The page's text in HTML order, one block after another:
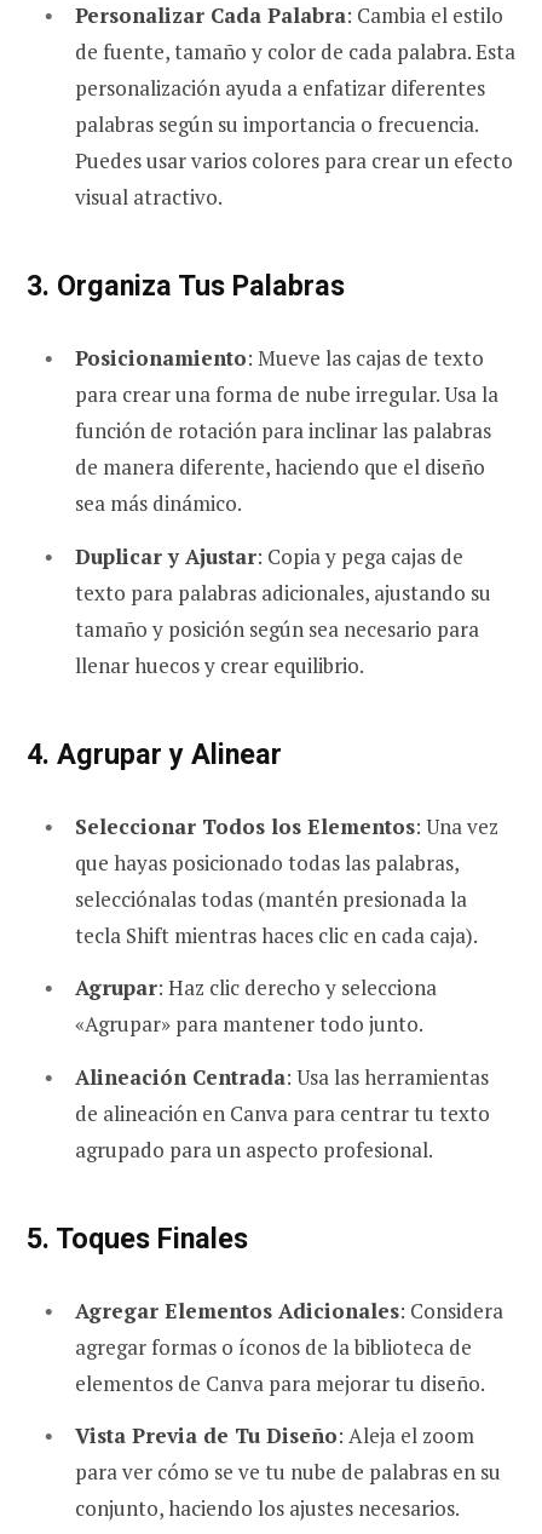
Personalizar Cada Palabra: Cambia el estilo
de fuente, tamaño y color de cada palabra. Esta
personalización ayuda a enfatizar diferentes
palabras según su importancia o frecuencia.
Puedes usar varios colores para crear un efecto
visual atractivo.
3. Organiza Tus Palabras
Posicionamiento: Mueve las cajas de texto
para crear una forma de nube irregular. Usa la
función de rotación para inclinar las palabras
de manera diferente, haciendo que el diseño
sea más dinámico.
Duplicar y Ajustar: Copia y pega cajas de
texto para palabras adicionales, ajustando su
tamaño y posición según sea necesario para
llenar huecos y crear equilibrio.
4. Agrupar y Alinear
Seleccionar Todos los Elementos: Una vez
que hayas posicionado todas las palabras,
selecciónalas todas (mantén presionada la
tecla Shift mientras haces clic en cada caja).
Agrupar: Haz clic derecho y selecciona
«Agrupar» para mantener todo junto.
Alineación Centrada: Usa las herramientas
de alineación en Canva para centrar tu texto
agrupado para un aspecto profesional.
5. Toques Finales
Agregar Elementos Adicionales: Considera
agregar formas o íconos de la biblioteca de
elementos de Canva para mejorar tu diseño.
Vista Previa de Tu Diseño: Aleja el zoom
para ver cómo se ve tu nube de palabras en su
conjunto, haciendo los ajustes necesarios.